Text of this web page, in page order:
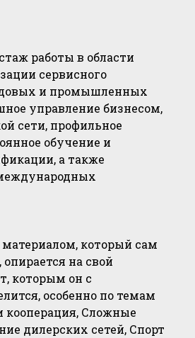
работы в области
сервисного
и промышленных
управление бизнесом,
сети, профильное
обучение и
а также
материалом, который сам
на свой
которым он с
особенно по темам
кооперация, Сложные
дилерских сетей, Спорт